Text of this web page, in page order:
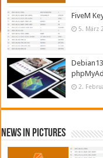
FiveM
5. März
2.
News in Pictures